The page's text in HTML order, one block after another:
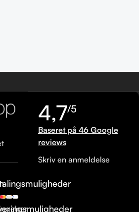
4,7/5
Baseret på 46 Google
reviews
Skriv en anmeldelse